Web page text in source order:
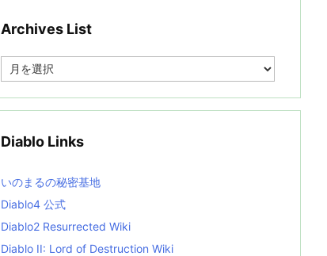
Archives List
e
i
s
t
Diablo Links
いのまるの秘密基地
Diablo4 公式
Diablo2 Resurrected Wiki
Diablo II: Lord of Destruction Wiki